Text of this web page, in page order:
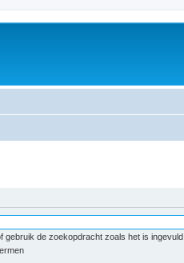
gebruik de zoekopdracht zoals het is ingevuld